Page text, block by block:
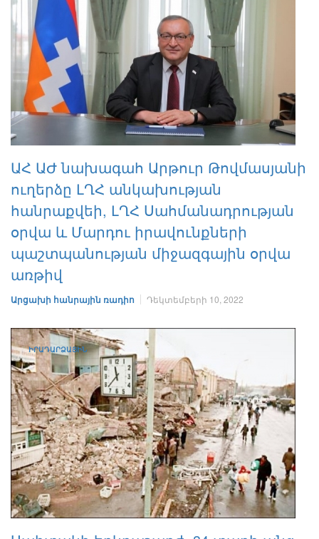
ԱՀ ԱԺ նախագահ Արթուր Թովմասյանի
ուղերձը ԼՂՀ անկախության
հանրաքվեի, ԼՂՀ Սահմանադրության
օրվա և Մարդու իրավունքների
պաշտպանության միջազգային օրվա
առթիվ
Արցախի հանրային ռադիո Դեկտեմբերի 10, 2022
ԻՐԱԴԱՐՁԱՅԻՆ